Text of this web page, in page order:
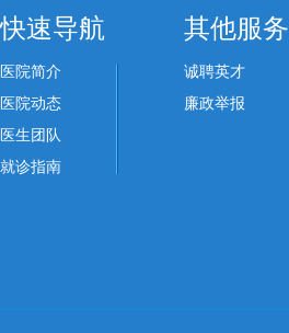
快速导航
医院简介
医院动态
医生团队
就诊指南
其他服务
诚聘英才
廉政举报